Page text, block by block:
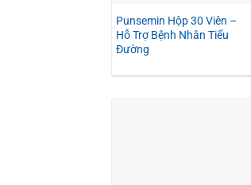
Punsemin Hộp 30 Viên –
Hỗ Trợ Bệnh Nhân Tiểu
Đường